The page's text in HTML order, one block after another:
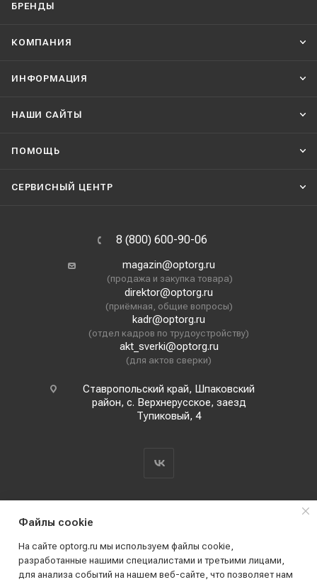
БРЕНДЫ
КОМПАНИЯ
ИНФОРМАЦИЯ
НАШИ CАЙТЫ
ПОМОЩЬ
СЕРВИСНЫЙ ЦЕНТР
8 (800) 600-90-06
magazin@optorg.ru
(продажа и закупка товара)
direktor@optorg.ru
(приёмная, общие вопросы)
kadr@optorg.ru
(отдел кадров по трудоустройству)
akt_sverki@optorg.ru
(для актов сверки)
Ставропольский край, Шпаковский
район, с. Верхнерусское, заезд
Тупиковый, 4
2019 - 2026 © АО КПК "Ставропольстройопторг"
Файлы cookie
На сайте optorg.ru мы используем файлы cookie,
разработанные нашими специалистами и третьими лицами,
для анализа событий на нашем веб-сайте, что позволяет нам